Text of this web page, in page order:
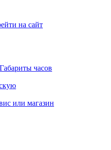
на сайт
часов
или магазин